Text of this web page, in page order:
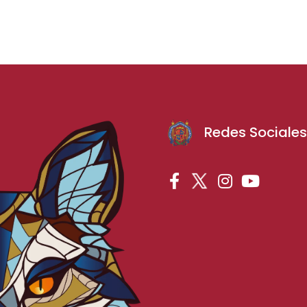
Redes Sociales